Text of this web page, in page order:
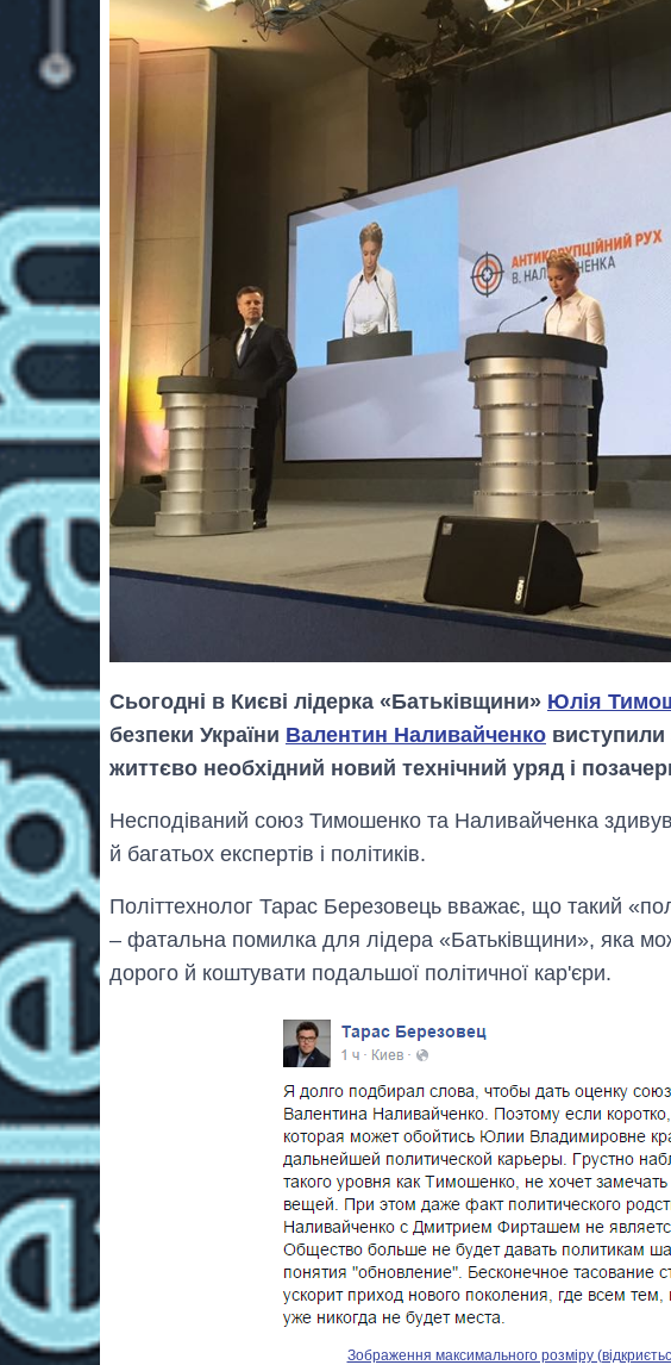
Сьогодні в Києві лідерка «Батьківщини» Юлія
безпеки України Валентин Наливайченко виступили
життєво необхідний новий технічний уряд і
Несподіваний союз Тимошенко та Наливайченка
й багатьох експертів і політиків.
Політтехнолог Тарас Березовець вважає, що такий
– фатальна помилка для лідера «Батьківщини», яка
дорого й коштувати подальшої політичної кар'єри.
Зображення максимального розміру